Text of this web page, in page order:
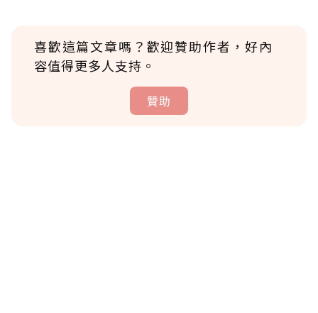
喜歡這篇文章嗎？歡迎贊助作者，好內
容值得更多人支持。
贊助